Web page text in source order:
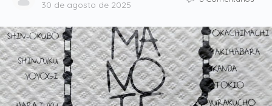
30 de agosto de 2025